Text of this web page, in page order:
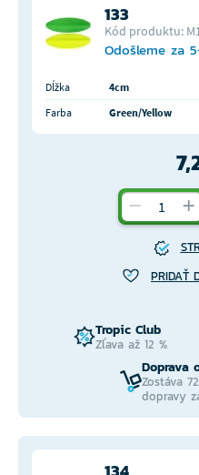
133
Kód produktu:
Odošleme za
Dĺžka 4cm
Farba
Green/Yellow
PRIDAŤ
Tropic Club
Zľava až 12 %
Doprava
Zostáva
dopravy